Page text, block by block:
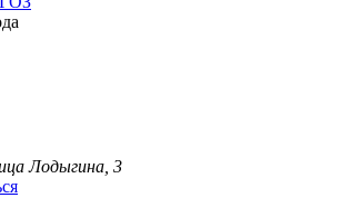
Лодыгина, 3